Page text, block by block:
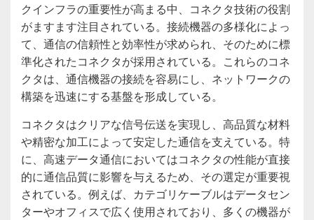
クインフラの重要性が高まる中、コネクタ技術の役割
がますます注目されている。接続機器の多様化によっ
て、通信の信頼性と効率性が求められ、そのために標
準化されたコネクタが採用されている。これらのコネ
クタは、通信機器の接続を容易にし、ネットワークの
構築を迅速にする基盤を形成している。
コネクタはクリアな信号伝送を実現し、高品質な材料
や精密な加工によって安定した通信を支えている。特
に、高速データ通信においてはコネクタの性能が直接
的に通信品質に影響を与えるため、その選定が重要視
されている。例えば、カテゴリケーブルはデータセン
ターやオフィスで広く使用されており、多くの機器が